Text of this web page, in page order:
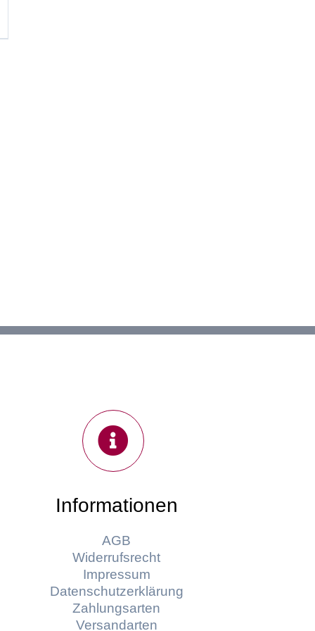
Informationen
AGB
Widerrufsrecht
Impressum
Datenschutzerklärung
Zahlungsarten
Versandarten